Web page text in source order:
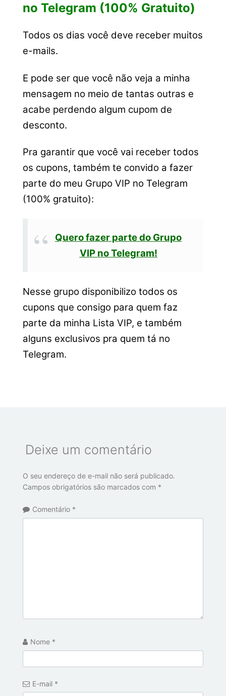
no Telegram (100% Gratuito)
Todos os dias você deve receber muitos
e-mails.
E pode ser que você não veja a minha
mensagem no meio de tantas outras e
acabe perdendo algum cupom de
desconto.
Pra garantir que você vai receber todos
os cupons, também te convido a fazer
parte do meu Grupo VIP no Telegram
(100% gratuito):
Quero fazer parte do Grupo
VIP no Telegram!
Nesse grupo disponibilizo todos os
cupons que consigo para quem faz
parte da minha Lista VIP, e também
alguns exclusivos pra quem tá no
Telegram.
Deixe um comentário
O seu endereço de e-mail não será publicado.
Campos obrigatórios são marcados com *
Comentário *
Nome *
E-mail *